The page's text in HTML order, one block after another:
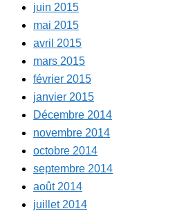
juin 2015
mai 2015
avril 2015
mars 2015
février 2015
janvier 2015
Décembre 2014
novembre 2014
octobre 2014
septembre 2014
août 2014
juillet 2014